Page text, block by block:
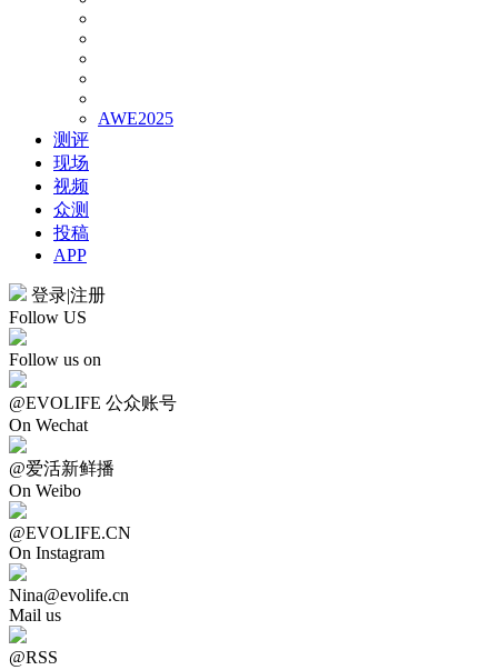
AWE2025
测评
现场
视频
众测
投稿
APP
登录|注册
Follow US
Follow us on
@EVOLIFE 公众账号
On Wechat
@爱活新鲜播
On Weibo
@EVOLIFE.CN
On Instagram
Nina@evolife.cn
Mail us
@RSS